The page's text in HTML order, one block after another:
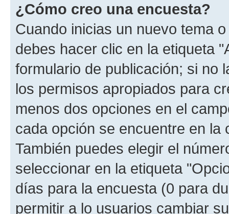
¿Cómo creo una encuesta?
Cuando inicias un nuevo tema
debes hacer clic en la etiqueta
formulario de publicación; si no
los permisos apropiados para
menos dos opciones en el
cada opción se encuentre en
También puedes elegir el
seleccionar en la etiqueta
días para la encuesta (0 para
permitir a lo usuarios cambiar